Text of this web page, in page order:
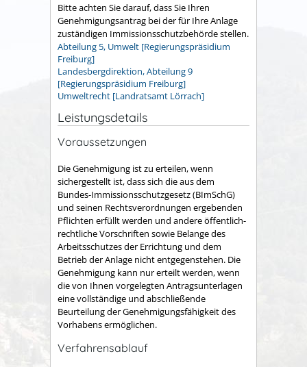
Bitte achten Sie darauf, dass Sie Ihren
Genehmigungsantrag bei der für Ihre Anlage
zuständigen Immissionsschutzbehörde stellen.
Abteilung 5, Umwelt [Regierungspräsidium
Freiburg]
Landesbergdirektion, Abteilung 9
[Regierungspräsidium Freiburg]
Umweltrecht [Landratsamt Lörrach]
Leistungsdetails
Voraussetzungen
Die Genehmigung ist zu erteilen, wenn
sichergestellt ist, dass sich die aus dem
Bundes-Immissionsschutzgesetz (BImSchG)
und seinen Rechtsverordnungen ergebenden
Pflichten erfüllt werden und andere öffentlich-
rechtliche Vorschriften sowie Belange des
Arbeitsschutzes der Errichtung und dem
Betrieb der Anlage nicht entgegenstehen. Die
Genehmigung kann nur erteilt werden, wenn
die von Ihnen vorgelegten Antragsunterlagen
eine vollständige und abschließende
Beurteilung der Genehmigungsfähigkeit des
Vorhabens ermöglichen.
Verfahrensablauf